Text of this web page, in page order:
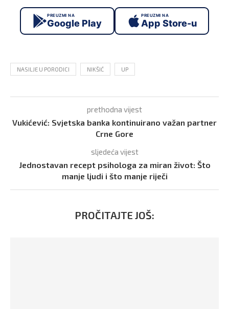
PREUZMI NA
Google Play
PREUZMI NA
App Store-u
NASILJE U PORODICI NIKŠIĆ UP
prethodna vijest
Vukićević: Svjetska banka kontinuirano važan partner
Crne Gore
sljedeća vijest
Jednostavan recept psihologa za miran život: Što
manje ljudi i što manje riječi
PROČITAJTE JOŠ: